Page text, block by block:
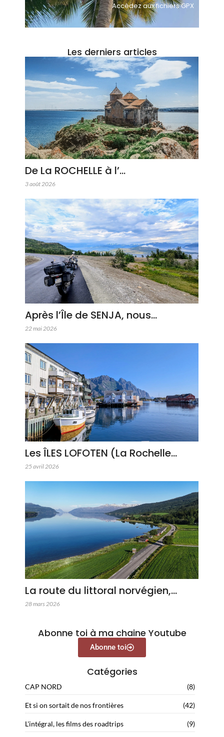
Accèdez aux fichiers GPX
Les derniers articles
De La ROCHELLE à l’…
3 août 2026
Après l’Île de SENJA, nous…
22 mai 2026
Les ÎLES LOFOTEN (La Rochelle…
25 avril 2026
La route du littoral norvégien,…
28 mars 2026
Abonne toi à ma chaine Youtube
Abonne toi
Catégories
CAP NORD (8)
Et si on sortait de nos frontières (42)
L'intégral, les films des roadtrips (9)